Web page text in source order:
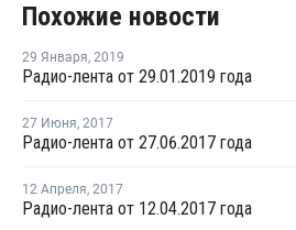
Похожие новости
29 Января, 2019
Радио-лента от 29.01.2019 года
27 Июня, 2017
Радио-лента от 27.06.2017 года
12 Апреля, 2017
Радио-лента от 12.04.2017 года